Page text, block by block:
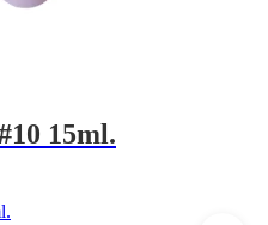
15ml.